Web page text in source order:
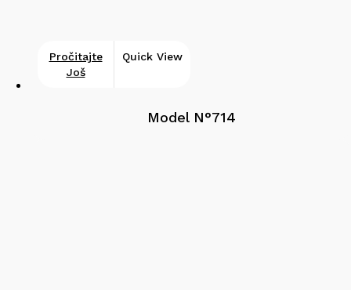
Pročitajte
Još
Quick View
Model N°714